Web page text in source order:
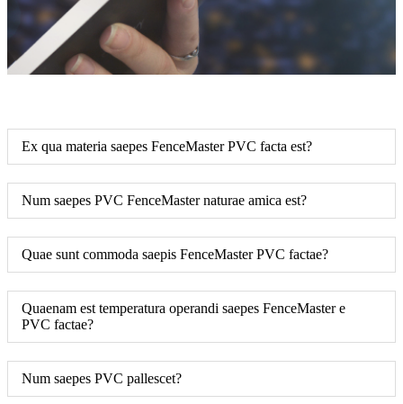
Ex qua materia saepes FenceMaster PVC facta est?
Num saepes PVC FenceMaster naturae amica est?
Quae sunt commoda saepis FenceMaster PVC factae?
Quaenam est temperatura operandi saepes FenceMaster e
PVC factae?
Num saepes PVC pallescet?